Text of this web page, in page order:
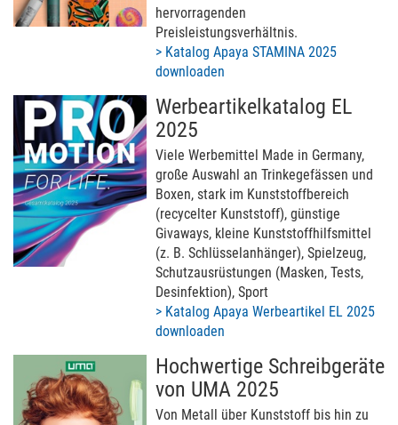
hervorragenden
Preisleistungsverhältnis.
> Katalog Apaya STAMINA 2025
downloaden
Werbeartikelkatalog EL
2025
Viele Werbemittel Made in Germany,
große Auswahl an Trinkegefässen und
Boxen, stark im Kunststoffbereich
(recycelter Kunststoff), günstige
Givaways, kleine Kunststoffhilfsmittel
(z. B. Schlüsselanhänger), Spielzeug,
Schutzausrüstungen (Masken, Tests,
Desinfektion), Sport
> Katalog Apaya Werbeartikel EL 2025
downloaden
Hochwertige Schreibgeräte
von UMA 2025
Von Metall über Kunststoff bis hin zu